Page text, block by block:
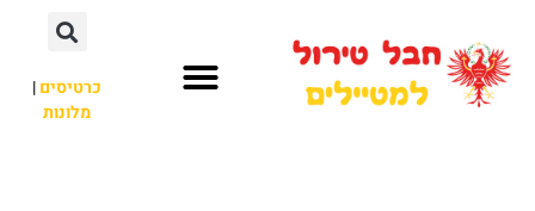
כרטיסים|
מלונות